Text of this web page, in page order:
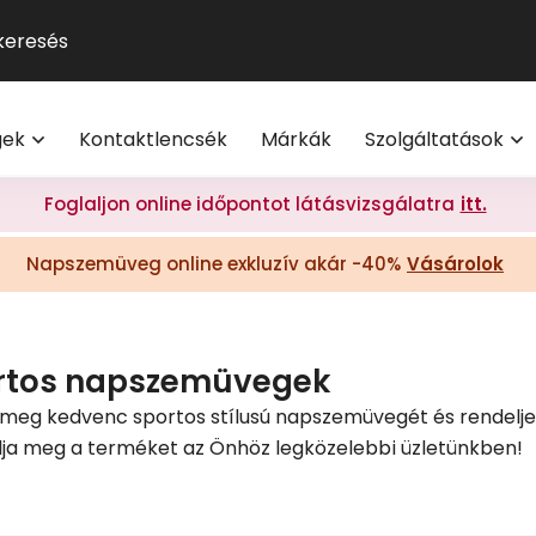
Kontaktlencsék Márkák Szolgáltatások
akció 20% I Vision Express Webshop
online | Vision Express webshop
Olvasó- és
Érdekességek
Tippek a
GYIK
Polaroid
További világmárkák
Kollekciók
Törzsvásárlói ajánlatok
Ray-Ban
Világmárkák
Foglaljon online időpontot látásvizsgálatra itt.
Napszemüveg online exkluzív akár -40% Vásárolok
napszemüvegek
kedvenc sportos stílusú napszemüvegét és
meg a terméket az Önhöz legközelebbi üzletünkben!